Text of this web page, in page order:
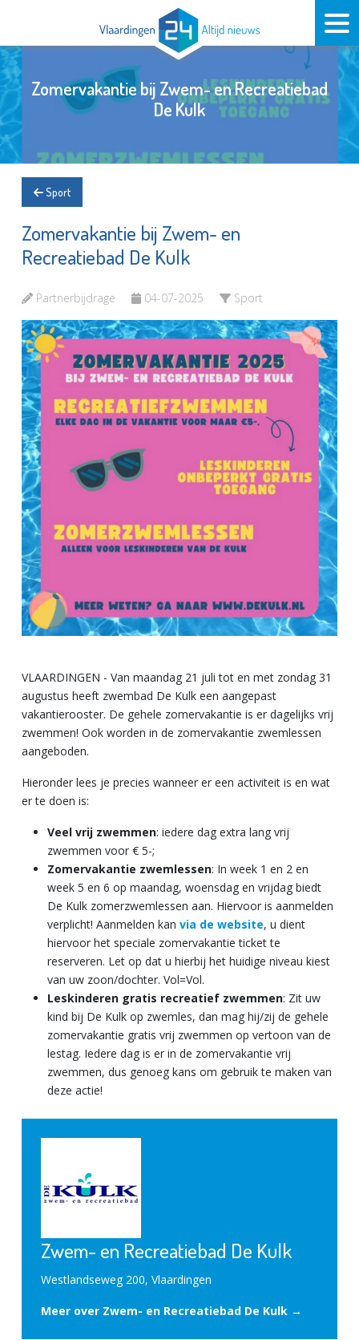
Zomervakantie bij Zwem- en Recreatiebad
De Kulk
Sport
Zomervakantie bij Zwem- en
Recreatiebad De Kulk
Partnerbijdrage 04-07-2025 Sport
VLAARDINGEN - Van maandag 21 juli tot en met zondag 31
augustus heeft zwembad De Kulk een aangepast
vakantierooster. De gehele zomervakantie is er dagelijks vrij
zwemmen! Ook worden in de zomervakantie zwemlessen
aangeboden.
Hieronder lees je precies wanneer er een activiteit is en wat
er te doen is:
Veel vrij zwemmen: iedere dag extra lang vrij
zwemmen voor € 5-;
Zomervakantie zwemlessen: In week 1 en 2 en
week 5 en 6 op maandag, woensdag en vrijdag biedt
De Kulk zomerzwemlessen aan. Hiervoor is aanmelden
verplicht! Aanmelden kan via de website, u dient
hiervoor het speciale zomervakantie ticket te
reserveren. Let op dat u hierbij het huidige niveau kiest
van uw zoon/dochter. Vol=Vol.
Leskinderen gratis recreatief zwemmen: Zit uw
kind bij De Kulk op zwemles, dan mag hij/zij de gehele
zomervakantie gratis vrij zwemmen op vertoon van de
lestag. Iedere dag is er in de zomervakantie vrij
zwemmen, dus genoeg kans om gebruik te maken van
deze actie!
Zwem- en Recreatiebad De Kulk
Westlandseweg 200, Vlaardingen
Meer over Zwem- en Recreatiebad De Kulk →